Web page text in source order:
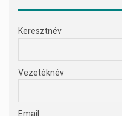
Keresztnév
Vezetéknév
Email